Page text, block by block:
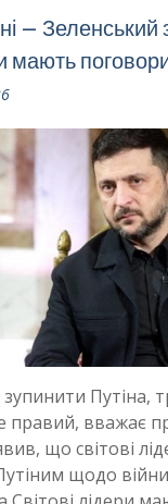
–
мають
Путіна,
правий, вважає
що світові
щодо